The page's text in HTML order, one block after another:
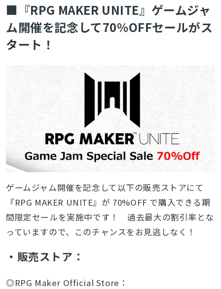
■『RPG MAKER UNITE』ゲームジャ
ム開催を記念して70%OFFセールがス
タート！
ゲームジャム開催を記念して以下の販売ストアにて
『RPG MAKER UNITE』が 70%OFF で購入できる期
間限定セールを実施中です！ 過去最大の割引率とな
っていますので、このチャンスをお見逃しなく！
・販売ストア：
◎RPG Maker Official Store：